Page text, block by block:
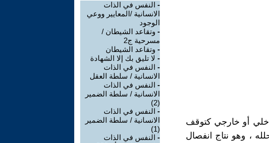
أو خارجي كتوقف
، وهو نتاج انفصال
- النفس في الذات
الانسانية /المعايير ووعي
الوجود
- وتقاعد الشيطان /
مسرحية ج2
- وتقاعد الشيطان
- لا تليق بك إلا الشهادة
- النفس في الذات
الانسانية / سلطة العقل
- النفس في الذات
الانسانية / سلطة الضمير
(2)
- النفس في الذات
الانسانية / سلطة الضمير
(1)
- النفس في الذات